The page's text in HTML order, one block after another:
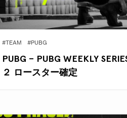
#TEAM #PUBG
PUBG – PUBG WEEKLY
２ ロースター確定